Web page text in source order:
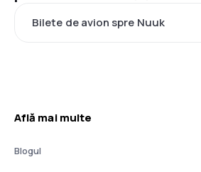
Bilete de avion spre Nuuk
Află mai multe
Blogul